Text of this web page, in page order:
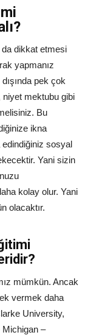
dikkat etmesi
yapmanız
pek çok
niyet mektubu gibi
Bu
ikna
edindiğiniz sosyal
Yani sizin
kolay olur. Yani
olacaktır.
mümkün. Ancak
vermek daha
University,
–